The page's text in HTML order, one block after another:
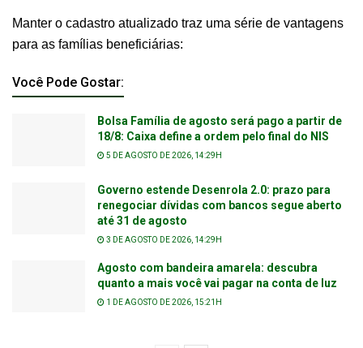
Manter o cadastro atualizado traz uma série de vantagens
para as famílias beneficiárias:
Você Pode Gostar:
Bolsa Família de agosto será pago a partir de
18/8: Caixa define a ordem pelo final do NIS
5 DE AGOSTO DE 2026, 14:29H
Governo estende Desenrola 2.0: prazo para
renegociar dívidas com bancos segue aberto
até 31 de agosto
3 DE AGOSTO DE 2026, 14:29H
Agosto com bandeira amarela: descubra
quanto a mais você vai pagar na conta de luz
1 DE AGOSTO DE 2026, 15:21H